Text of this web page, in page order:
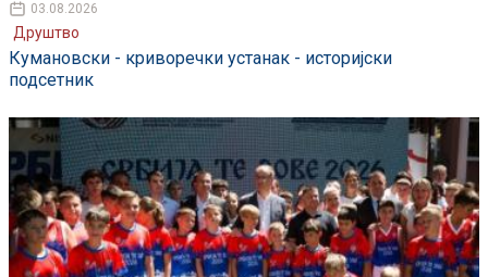
03.08.2026
Друштво
Кумановски - криворечки устанак - историјски
подсетник